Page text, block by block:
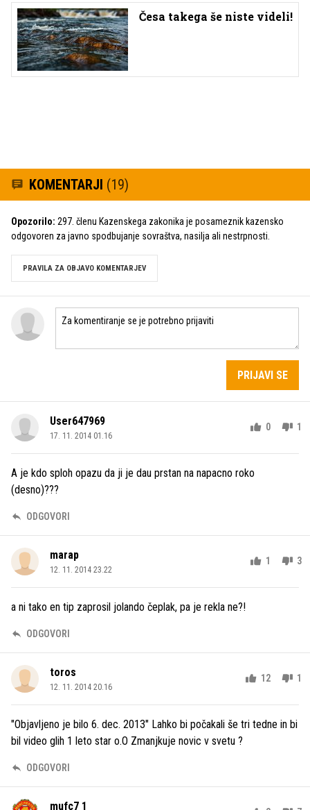
Česa takega še niste videli!
KOMENTARJI (19)
Opozorilo: 297. členu Kazenskega zakonika je posameznik kazensko
odgovoren za javno spodbujanje sovraštva, nasilja ali nestrpnosti.
PRAVILA ZA OBJAVO KOMENTARJEV
PRIJAVI SE
User647969
17. 11. 2014 01.16
0 1
A je kdo sploh opazu da ji je dau prstan na napacno roko
(desno)???
ODGOVORI
marap
12. 11. 2014 23.22
1 3
a ni tako en tip zaprosil jolando čeplak, pa je rekla ne?!
ODGOVORI
toros
12. 11. 2014 20.16
12 1
"Objavljeno je bilo 6. dec. 2013" Lahko bi počakali še tri tedne in bi
bil video glih 1 leto star o.O Zmanjkuje novic v svetu ?
ODGOVORI
mufc7 1